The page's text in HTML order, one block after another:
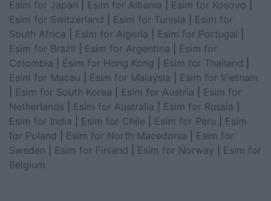
Esim for Japan
Esim for Albania Esim for Kosovo
Esim for Switzerland
Esim for Tunisia
Esim for
South Africa
Esim for Algeria Esim for Portugal
Esim for Brazil
Esim for Argentina
Esim for
Colombia
Esim for Hong Kong Esim for Thailand
Esim for Macau
Esim for Malaysia
Esim for Vietnam
Esim for South Korea Esim for Austria
Esim for
Netherlands
Esim for Australia Esim for Russia
Esim for India
Esim for Chile Esim for Peru
Esim
for Poland
Esim for North Macedonia
Esim for
Sweden
Esim for Finland Esim for Norway
Esim for
Belgium